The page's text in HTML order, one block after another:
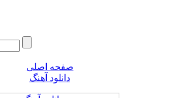
صفحه اصلی
دانلود آهنگ